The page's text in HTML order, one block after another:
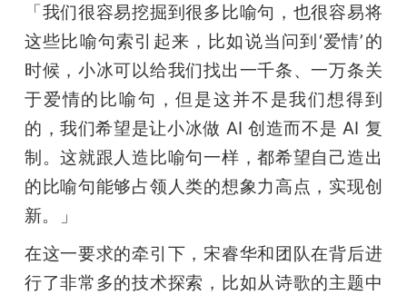
「我们很容易挖掘到很多比喻句，也很容易将
这些比喻句索引起来，比如说当问到‘爱情’的
时候，小冰可以给我们找出一千条、一万条关
于爱情的比喻句，但是这并不是我们想得到
的，我们希望是让小冰做 AI 创造而不是 AI 复
制。这就跟人造比喻句一样，都希望自己造出
的比喻句能够占领人类的想象力高点，实现创
新。」
在这一要求的牵引下，宋睿华和团队在背后进
行了非常多的技术探索，比如从诗歌的主题中